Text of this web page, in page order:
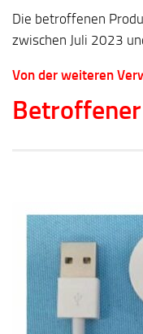
Die betroffenen
zwischen Juli 2023
Von der weiteren